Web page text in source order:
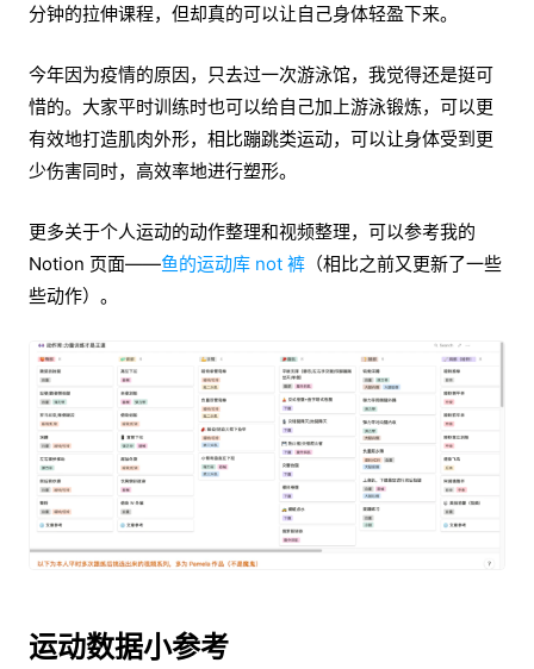
分钟的拉伸课程，但却真的可以让自己身体轻盈下来。
今年因为疫情的原因，只去过一次游泳馆，我觉得还是挺可
惜的。大家平时训练时也可以给自己加上游泳锻炼，可以更
有效地打造肌肉外形，相比蹦跳类运动，可以让身体受到更
少伤害同时，高效率地进行塑形。
更多关于个人运动的动作整理和视频整理，可以参考我的
Notion 页面——鱼的运动库 not 裤 （相比之前又更新了一些
些动作）。
运动数据小参考